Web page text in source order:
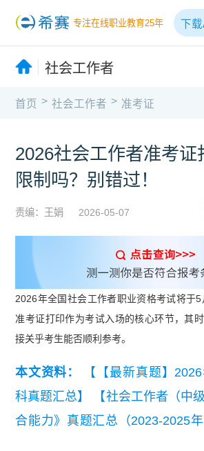
专注在线职业教育25年 下
社会工作者
首页 > 社会工作者 > 准考证
2026社会工作者准考证
限制吗？别错过！
责编：王娟 2026-05-07
2026年全国社会工作者职业资格考试将于5
准考证打印作为考试入场的核心环节，其
接关乎考生能否顺利参考。
本文资料：
【【最新真题】
科真题汇总】
【社会工作者（中
合能力》真题汇总（2023-2025